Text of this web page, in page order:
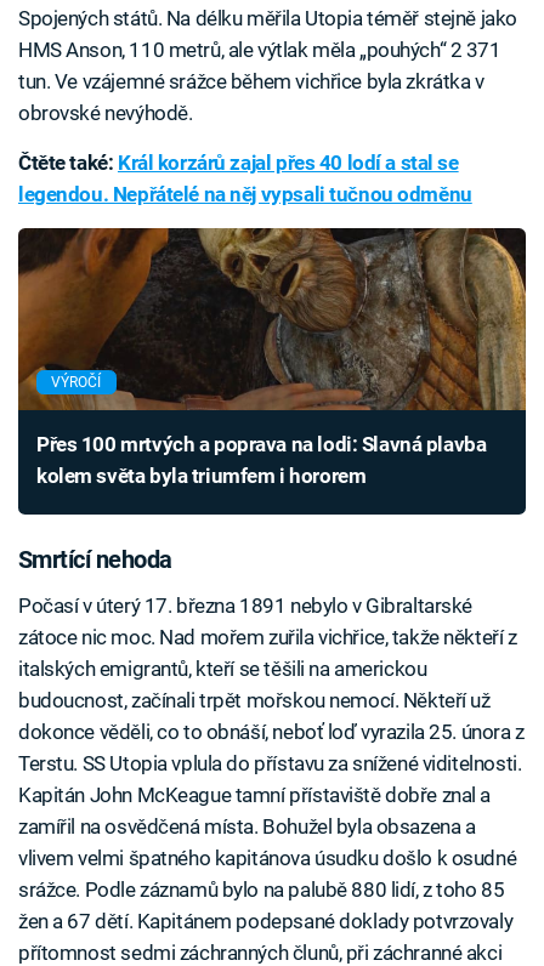
Spojených států. Na délku měřila Utopia téměř stejně jako
HMS Anson, 110 metrů, ale výtlak měla „pouhých“ 2 371
tun. Ve vzájemné srážce během vichřice byla zkrátka v
obrovské nevýhodě.
Čtěte také: Král korzárů zajal přes 40 lodí a stal se
legendou. Nepřátelé na něj vypsali tučnou odměnu
VÝROČÍ
Přes 100 mrtvých a poprava na lodi: Slavná plavba
kolem světa byla triumfem i hororem
Smrtící nehoda
Počasí v úterý 17. března 1891 nebylo v Gibraltarské
zátoce nic moc. Nad mořem zuřila vichřice, takže někteří z
italských emigrantů, kteří se těšili na americkou
budoucnost, začínali trpět mořskou nemocí. Někteří už
dokonce věděli, co to obnáší, neboť loď vyrazila 25. února z
Terstu. SS Utopia vplula do přístavu za snížené viditelnosti.
Kapitán John McKeague tamní přístaviště dobře znal a
zamířil na osvědčená místa. Bohužel byla obsazena a
vlivem velmi špatného kapitánova úsudku došlo k osudné
srážce. Podle záznamů bylo na palubě 880 lidí, z toho 85
žen a 67 dětí. Kapitánem podepsané doklady potvrzovaly
přítomnost sedmi záchranných člunů, při záchranné akci